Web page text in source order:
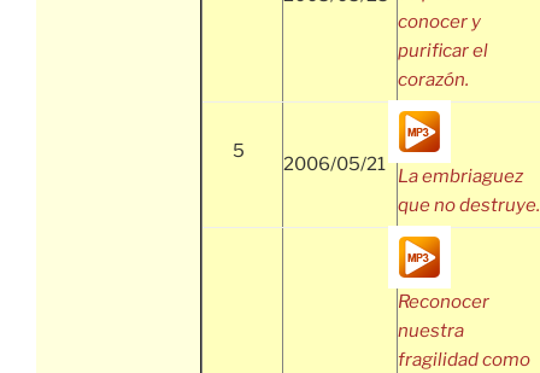
conocer y
purificar el
corazón.
5
2006/05/21
La embriaguez
que no destruye.
Reconocer
nuestra
fragilidad como